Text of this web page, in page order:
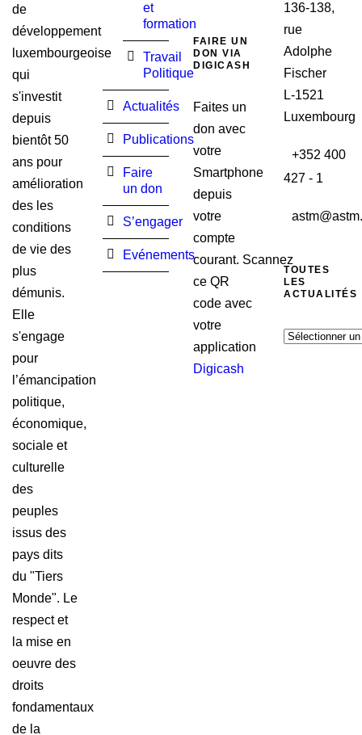
de
développement
luxembourgeoise
qui
s'investit
depuis
bientôt 50
ans pour
amélioration
des les
conditions
de vie des
plus
démunis.
Elle
s'engage
pour
l’émancipation
politique,
économique,
sociale et
culturelle
des
peuples
issus des
pays dits
du "Tiers
Monde". Le
respect et
la mise en
oeuvre des
droits
fondamentaux
de la
et
formation
Travail
Politique
Actualités
Publications
Faire
un don
S’engager
Evénements
FAIRE UN
DON VIA
DIGICASH
Faites un
don avec
votre
Smartphone
depuis
votre
compte
courant. Scannez
ce QR
code avec
votre
application
Digicash
136-138,
rue
Adolphe
Fischer
L-1521
Luxembourg
+352 400
427 - 1
TOUTES
LES
ACTUALITÉS
Toutes